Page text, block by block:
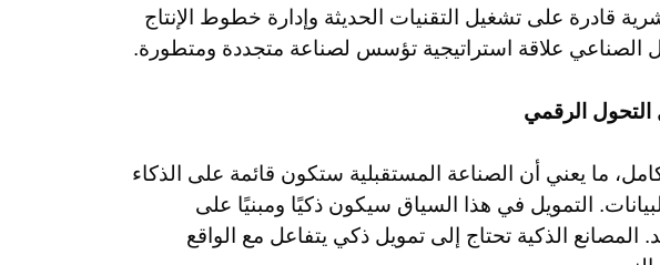
قادرة على تشغيل التقنيات الحديثة وإدارة خطوط الإنتاج
الصناعي علاقة استراتيجية تؤسس لصناعة متجددة ومتطورة.
الرقمي
ما يعني أن الصناعة المستقبلية ستكون قائمة على الذكاء
التمويل في هذا السياق سيكون ذكيًا ومبنيًا على
المصانع الذكية تحتاج إلى تمويل ذكي يتفاعل مع الواقع